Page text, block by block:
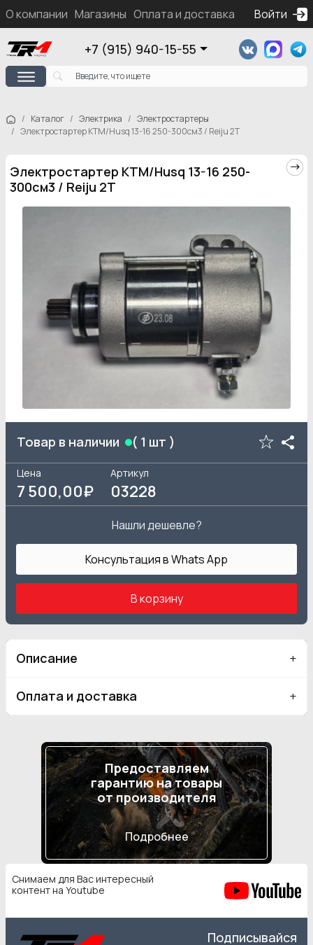
О компании Магазины Оплата и доставка Контакты
Войти
+7 (915) 940-15-55
Каталог Электрика
Электростартеры
Электростартер KTM/Husq 13-16 250-300см3 / Reiju 2T
Электростартер KTM/Husq 13-16 250-
300см3 / Reiju 2T
Товар в наличии ( 1 шт )
Цена
7 500,00₽
Артикул
03228
Нашли дешевле?
Консультация в Whats App
В корзину
Описание
Оплата и доставка
Предоставляем
гарантию на товары
от производителя
Подробнее
Снимаем для Вас интересный
контент на Youtube
Подписывайся